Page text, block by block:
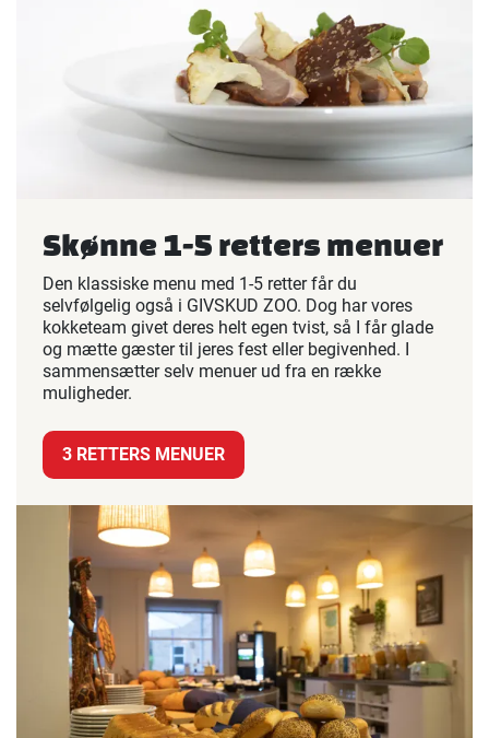
Skønne 1-5 retters menuer
Den klassiske menu med 1-5 retter får du
selvfølgelig også i GIVSKUD ZOO. Dog har vores
kokketeam givet deres helt egen tvist, så I får glade
og mætte gæster til jeres fest eller begivenhed. I
sammensætter selv menuer ud fra en række
muligheder.
3 RETTERS MENUER